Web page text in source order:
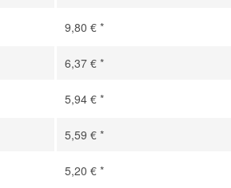
9,80 € *
6,37 € *
5,94 € *
5,59 € *
5,20 € *